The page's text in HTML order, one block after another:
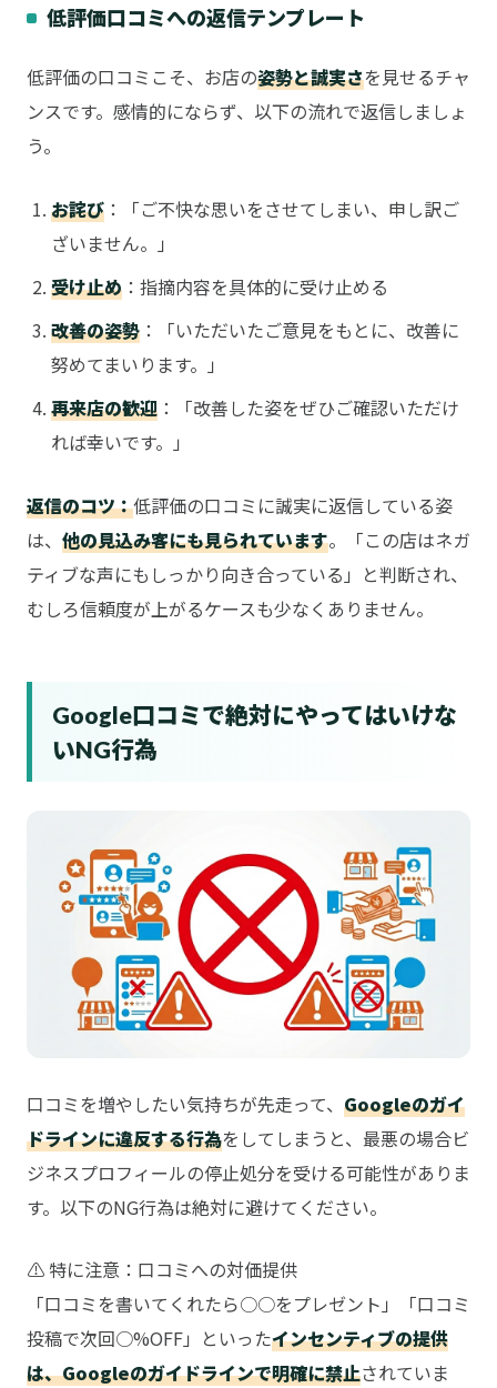
低評価口コミへの返信テンプレート
低評価の口コミこそ、お店の姿勢と誠実さを見せるチャ
ンスです。感情的にならず、以下の流れで返信しましょ
う。
お詫び ：「ご不快な思いをさせてしまい、申し訳ご
ざいません。」
受け止め ：指摘内容を具体的に受け止める
改善の姿勢 ：「いただいたご意見をもとに、改善に
努めてまいります。」
再来店の歓迎 ：「改善した姿をぜひご確認いただけ
れば幸いです。」
返信のコツ：低評価の口コミに誠実に返信している姿
は、 他の見込み客にも見られています。「この店はネガ
ティブな声にもしっかり向き合っている」と判断され、
むしろ信頼度が上がるケースも少なくありません。
Google口コミで絶対にやってはいけな
いNG行為
口コミを増やしたい気持ちが先走って、 Googleのガイ
ドラインに違反する行為をしてしまうと、最悪の場合ビ
ジネスプロフィールの停止処分を受ける可能性がありま
す。以下のNG行為は絶対に避けてください。
⚠ 特に注意：口コミへの対価提供
「口コミを書いてくれたら○○をプレゼント」「口コミ
投稿で次回○%OFF」といったインセンティブの提供
は、Googleのガイドラインで明確に禁止されていま